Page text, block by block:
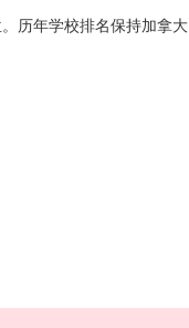
历年学校排名保持加拿大